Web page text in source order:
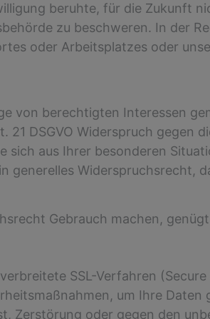
beruhte, für die Zukunft
zu beschweren. In der
oder Arbeitsplatzes oder
von berechtigten Interessen
DSGVO Widerspruch gegen
sich aus Ihrer besonderen
generelles Widerspruchsrecht,
Gebrauch machen, genügt
SSL-Verfahren
um Ihre
Zerstörung oder gegen den